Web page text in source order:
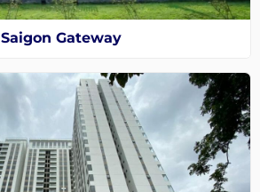
Saigon Gateway